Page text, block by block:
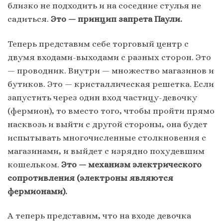
близко не подходить и на соседние стулья не
садиться. Это — принцип запрета Паули.
Теперь представим себе торговый центр с
двумя входами-выходами с разных сторон. Это
— проводник. Внутри — множество магазинов и
бутиков. Это — кристаллическая решетка. Если
запустить через один вход частицу-девочку
(фермион), то вместо того, чтобы пройти прямо
насквозь и выйти с другой стороны, она будет
испытывать многочисленные столкновения с
магазинами, и выйдет с изрядно похудевшим
кошельком. Это — механизм электрического
сопротивления (электроны являются
фермионами).
А теперь представим, что на входе девочка